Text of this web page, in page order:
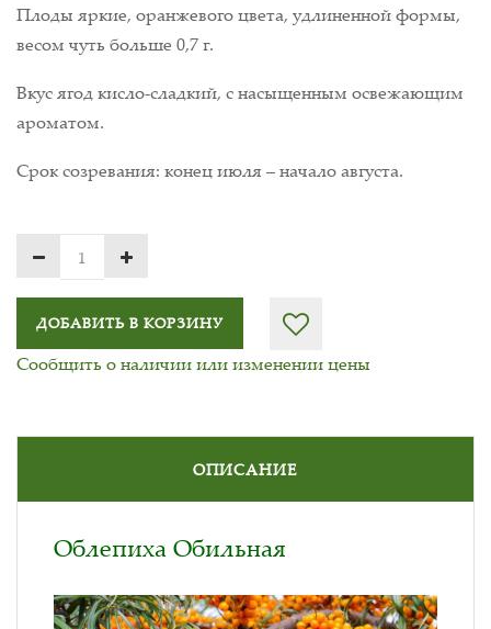
Плоды яркие, оранжевого цвета, удлиненной формы,
весом чуть больше 0,7 г.
Вкус ягод кисло-сладкий, с насыщенным освежающим
ароматом.
Срок созревания: конец июля – начало августа.
ДОБАВИТЬ В КОРЗИНУ
Сообщить о наличии или изменении цены
ОПИСАНИЕ
Облепиха Обильная